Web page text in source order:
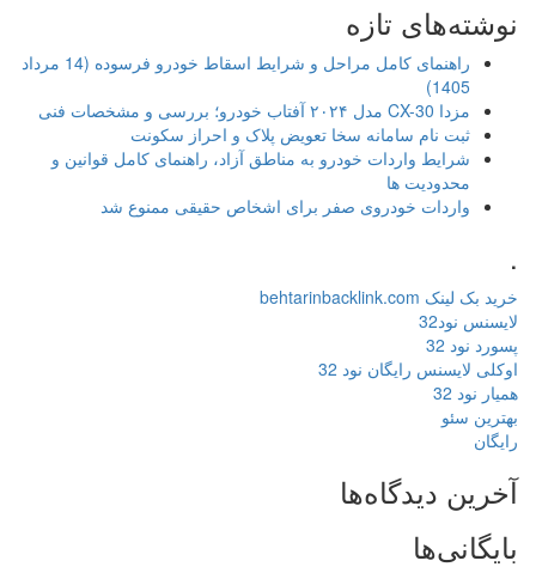
نوشته‌های تازه
راهنمای کامل مراحل و شرایط اسقاط خودرو فرسوده (14 مرداد
1405)
مزدا CX-30 مدل ۲۰۲۴ آفتاب خودرو؛ بررسی و مشخصات فنی
ثبت نام سامانه سخا تعویض پلاک و احراز سکونت
شرایط واردات خودرو به مناطق آزاد، راهنمای کامل قوانین و
محدودیت ها
واردات خودروی صفر برای اشخاص حقیقی ممنوع شد
خرید بک لینک behtarinbacklink.com
لایسنس نود32
پسورد نود 32
اوکلی لایسنس رایگان نود 32
همیار نود 32
بهترین سئو
رایگان
آخرین دیدگاه‌ها
بایگانی‌ها